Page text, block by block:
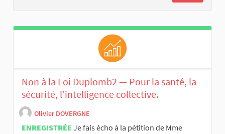
Non à la Loi Duplomb2 — Pour la santé, la
sécurité, l’intelligence collective.
Olivier DOVERGNE
ENREGISTRÉE Je fais écho à la pétition de Mme